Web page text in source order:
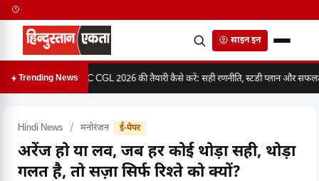
साइन इन
Trending NewsSSC CGL 2026 की तैयारी कैसे करें: सही रणनीति, स्टडी प्लान और
Hindi News / मनोरंजन ई-पेपर
अरेंज हो या लव, जब हर कोई थोड़ा सही, थोड़ा
गलत है, तो सज़ा सिर्फ रिश्ते को क्यों?